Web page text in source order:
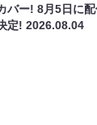
バー! 8月5日に
定!2026.08.04